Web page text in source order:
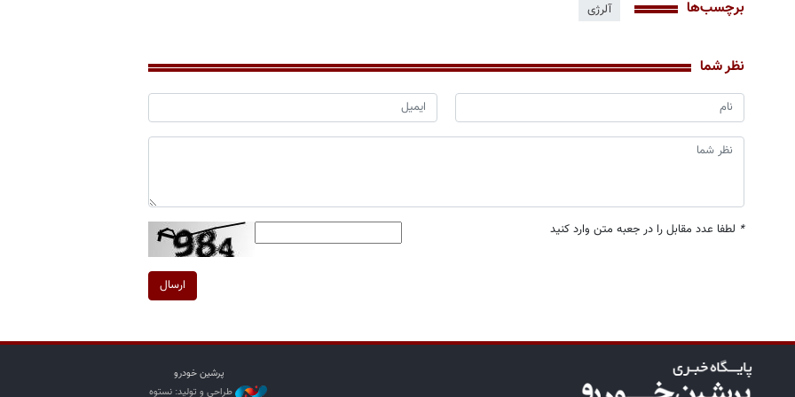
برچسب‌ها آلرژی
نظر شما
* لطفا عدد مقابل را در جعبه متن وارد کنید
ارسال
پرشین خودرو
طراحی و تولید: نستوه